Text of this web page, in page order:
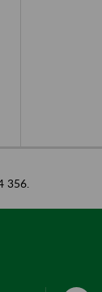
356.